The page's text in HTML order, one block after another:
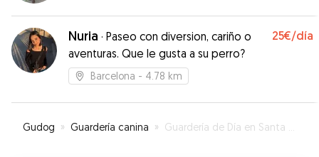
Nuria · Paseo con diversion, cariño o
aventuras. Que le gusta a su perro?
25€/día
Barcelona - 4.78 km
Gudog » Guardería canina » Guardería de Día en Santa Eulàlia de Ronçana